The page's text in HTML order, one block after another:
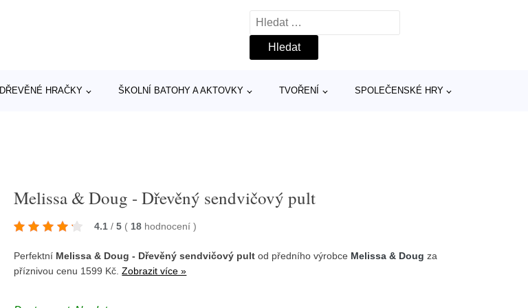
Vyhledávání
DŘEVĚNÉ HRAČKY ŠKOLNÍ BATOHY A AKTOVKY TVOŘENÍ SPOLEČENSKÉ HRY
Melissa & Doug - Dřevěný sendvičový pult
4.1 / 5 ( 18 hodnocení)
Perfektní Melissa & Doug - Dřevěný sendvičový pult od předního výrobce Melissa & Doug za
příznivou cenu 1599 Kč.Zobrazit více »